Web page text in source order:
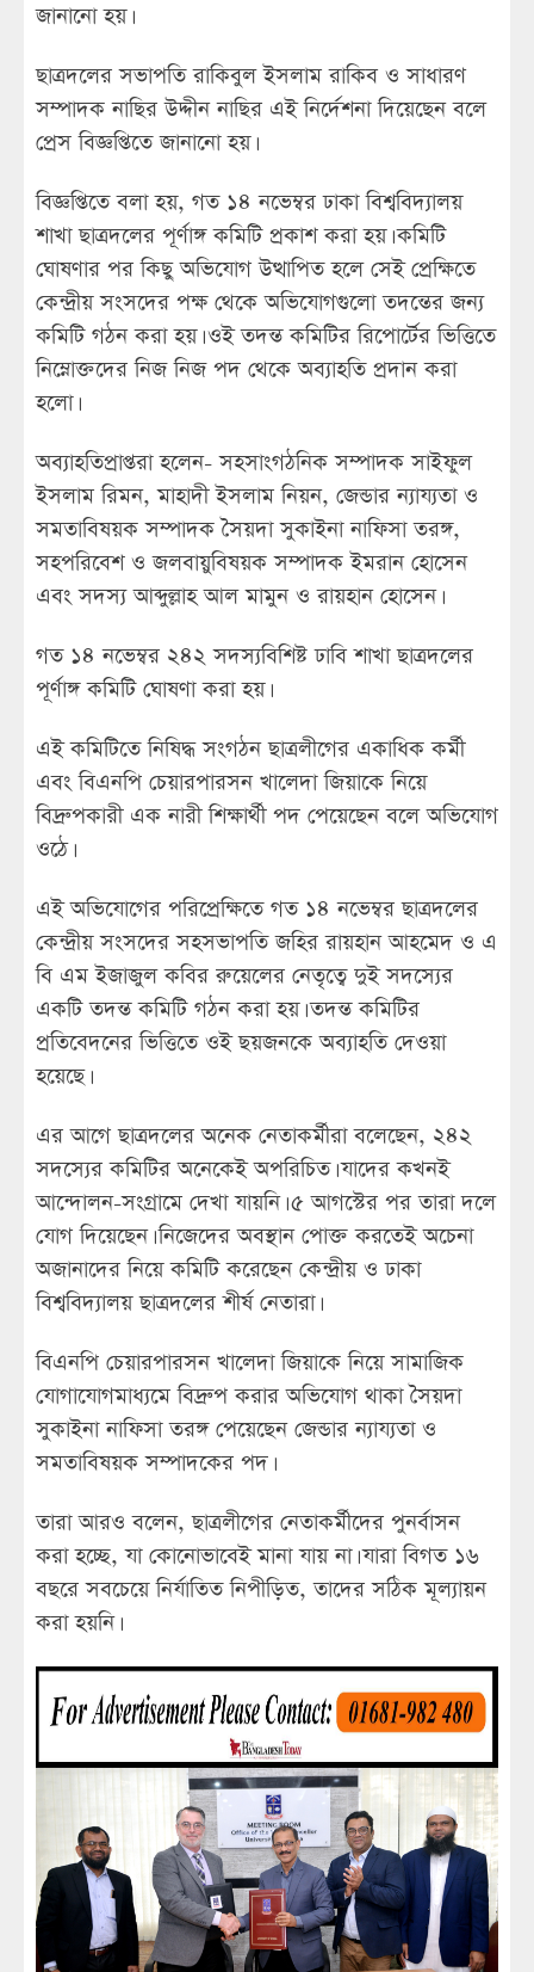
জানানো হয়।
ছাত্রদলের সভাপতি রাকিবুল ইসলাম রাকিব ও সাধারণ
সম্পাদক নাছির উদ্দীন নাছির এই নির্দেশনা দিয়েছেন বলে
প্রেস বিজ্ঞপ্তিতে জানানো হয়।
বিজ্ঞপ্তিতে বলা হয়, গত ১৪ নভেম্বর ঢাকা বিশ্ববিদ্যালয়
শাখা ছাত্রদলের পূর্ণাঙ্গ কমিটি প্রকাশ করা হয়। কমিটি
ঘোষণার পর কিছু অভিযোগ উত্থাপিত হলে সেই প্রেক্ষিতে
কেন্দ্রীয় সংসদের পক্ষ থেকে অভিযোগগুলো তদন্তের জন্য
কমিটি গঠন করা হয়। ওই তদন্ত কমিটির রিপোর্টের ভিত্তিতে
নিম্নোক্তদের নিজ নিজ পদ থেকে অব্যাহতি প্রদান করা
হলো।
অব্যাহতিপ্রাপ্তরা হলেন- সহসাংগঠনিক সম্পাদক সাইফুল
ইসলাম রিমন, মাহাদী ইসলাম নিয়ন, জেন্ডার ন্যায্যতা ও
সমতাবিষয়ক সম্পাদক সৈয়দা সুকাইনা নাফিসা তরঙ্গ,
সহপরিবেশ ও জলবায়ুবিষয়ক সম্পাদক ইমরান হোসেন
এবং সদস্য আব্দুল্লাহ আল মামুন ও রায়হান হোসেন।
গত ১৪ নভেম্বর ২৪২ সদস্যবিশিষ্ট ঢাবি শাখা ছাত্রদলের
পূর্ণাঙ্গ কমিটি ঘোষণা করা হয়।
এই কমিটিতে নিষিদ্ধ সংগঠন ছাত্রলীগের একাধিক কর্মী
এবং বিএনপি চেয়ারপারসন খালেদা জিয়াকে নিয়ে
বিদ্রুপকারী এক নারী শিক্ষার্থী পদ পেয়েছেন বলে অভিযোগ
ওঠে।
এই অভিযোগের পরিপ্রেক্ষিতে গত ১৪ নভেম্বর ছাত্রদলের
কেন্দ্রীয় সংসদের সহসভাপতি জহির রায়হান আহমেদ ও এ
বি এম ইজাজুল কবির রুয়েলের নেতৃত্বে দুই সদস্যের
একটি তদন্ত কমিটি গঠন করা হয়। তদন্ত কমিটির
প্রতিবেদনের ভিত্তিতে ওই ছয়জনকে অব্যাহতি দেওয়া
হয়েছে।
এর আগে ছাত্রদলের অনেক নেতাকর্মীরা বলেছেন, ২৪২
সদস্যের কমিটির অনেকেই অপরিচিত। যাদের কখনই
আন্দোলন-সংগ্রামে দেখা যায়নি। ৫ আগস্টের পর তারা দলে
যোগ দিয়েছেন। নিজেদের অবস্থান পোক্ত করতেই অচেনা
অজানাদের নিয়ে কমিটি করেছেন কেন্দ্রীয় ও ঢাকা
বিশ্ববিদ্যালয় ছাত্রদলের শীর্ষ নেতারা।
বিএনপি চেয়ারপারসন খালেদা জিয়াকে নিয়ে সামাজিক
যোগাযোগমাধ্যমে বিদ্রুপ করার অভিযোগ থাকা সৈয়দা
সুকাইনা নাফিসা তরঙ্গ পেয়েছেন জেন্ডার ন্যায্যতা ও
সমতাবিষয়ক সম্পাদকের পদ।
তারা আরও বলেন, ছাত্রলীগের নেতাকর্মীদের পুনর্বাসন
করা হচ্ছে, যা কোনোভাবেই মানা যায় না। যারা বিগত ১৬
বছরে সবচেয়ে নির্যাতিত নিপীড়িত, তাদের সঠিক মূল্যায়ন
করা হয়নি।